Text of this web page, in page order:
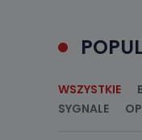
WSZYSTKIE
SYGNALE